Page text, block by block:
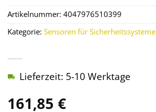
161,85 €
Lieferzeit: 5-10 Werktage
Artikelnummer: 4047976510399
Kategorie: Sensoren für Sicherheitssysteme